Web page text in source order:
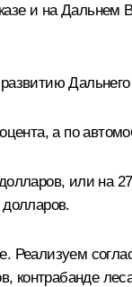
и на Дальнем
Дальнего
а по
или на
долларов.
Реализуем
контрабанде